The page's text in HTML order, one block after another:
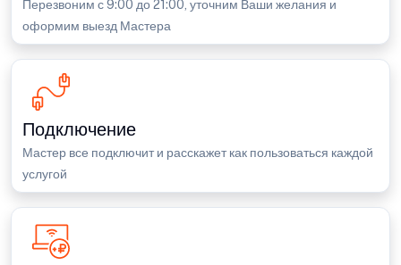
Перезвоним с 9:00 до 21:00, уточним Ваши желания и
оформим выезд Мастера
Подключение
Мастер все подключит и расскажет как пользоваться каждой
услугой